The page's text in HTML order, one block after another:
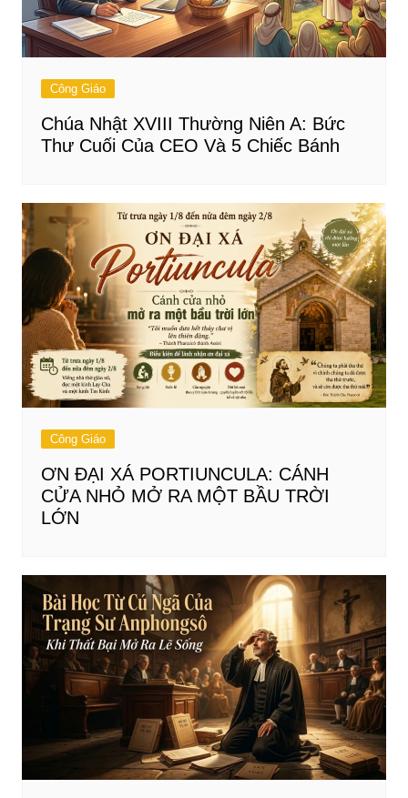
Công Giáo
Chúa Nhật XVIII Thường Niên A: Bức
Thư Cuối Của CEO Và 5 Chiếc Bánh
Công Giáo
ƠN ĐẠI XÁ PORTIUNCULA: CÁNH
CỬA NHỎ MỞ RA MỘT BẦU TRỜI
LỚN